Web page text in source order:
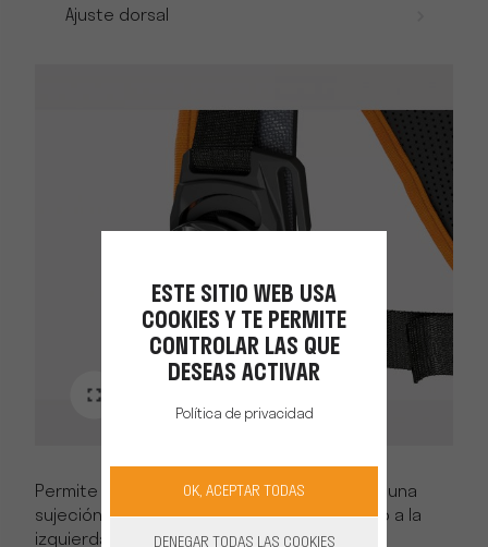
Ajuste dorsal
Permite el paso del cable a su alcance con una
sujeción posible en el tirante a la derecha o a la
izquierda.
ESTE SITIO WEB USA
COOKIES Y TE PERMITE
CONTROLAR LAS QUE
DESEAS ACTIVAR
Política de privacidad
OK, ACEPTAR TODAS
DENEGAR TODAS LAS COOKIES